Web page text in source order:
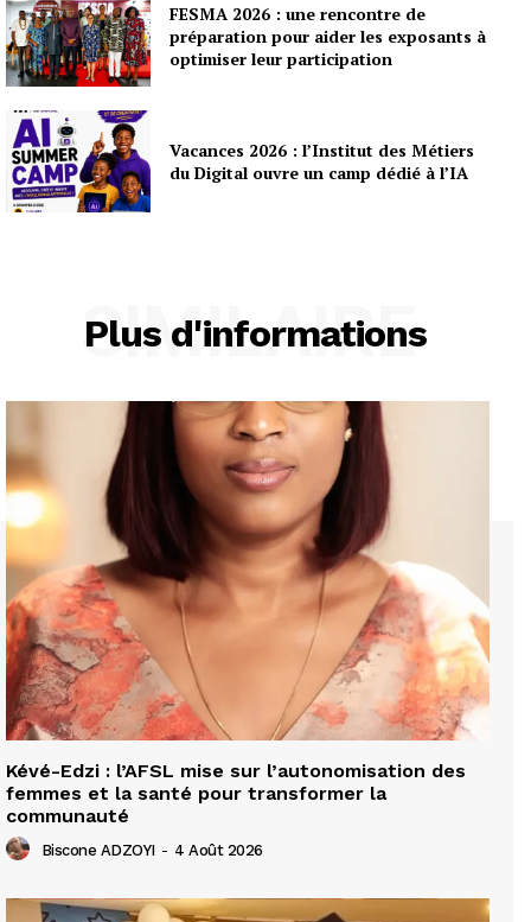
FESMA 2026 : une rencontre de
préparation pour aider les exposants à
optimiser leur participation
Vacances 2026 : l’Institut des Métiers
du Digital ouvre un camp dédié à l’IA
Plus d'informations
SIMILAIRE
Kévé-Edzi : l’AFSL mise sur l’autonomisation des
femmes et la santé pour transformer la
communauté
Biscone ADZOYI - 4 Août 2026